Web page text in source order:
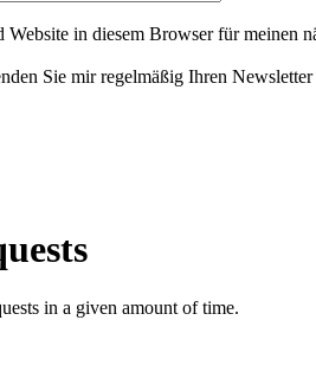
in diesem Browser für meinen
Sie mir regelmäßig Ihren Newsletter